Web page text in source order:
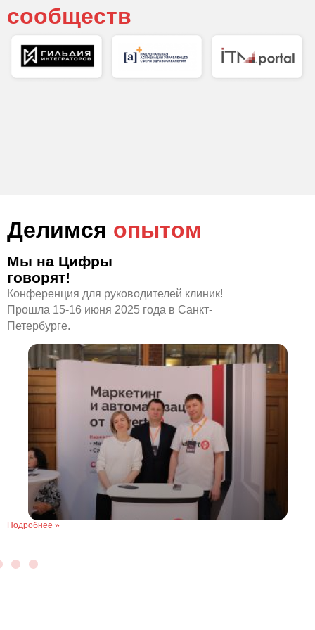
сообществ
Делимся опытом
Мы на Цифры
говорят!
Конференция для руководителей клиник!
Прошла 15-16 июня 2025 года в Санкт-
Петербурге.
Подробнее »